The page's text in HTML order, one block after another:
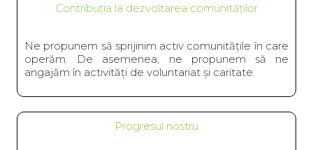
Contribuția la dezvoltarea comunităților
Ne propunem să sprijinim activ comunitățile în care
operăm. De asemenea, ne propunem să ne
angajăm în activități de voluntariat și caritate.
Progresul nostru